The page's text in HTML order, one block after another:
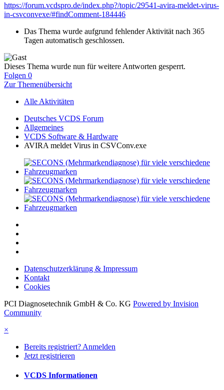
https://forum.vcdspro.de/index.php?/topic/29541-avira-meldet-virus-
in-csvconvexe/#findComment-184446
Das Thema wurde aufgrund fehlender Aktivität nach 365
Tagen automatisch geschlossen.
Dieses Thema wurde nun für weitere Antworten gesperrt.
Folgen 0
Zur Themenübersicht
Alle Aktivitäten
Deutsches VCDS Forum
Allgemeines
VCDS Software & Hardware
AVIRA meldet Virus in CSVConv.exe
Datenschutzerklärung & Impressum
Kontakt
Cookies
PCI Diagnosetechnik GmbH & Co. KG Powered by Invision
Community
×
Bereits registriert? Anmelden
Jetzt registrieren
VCDS Informationen